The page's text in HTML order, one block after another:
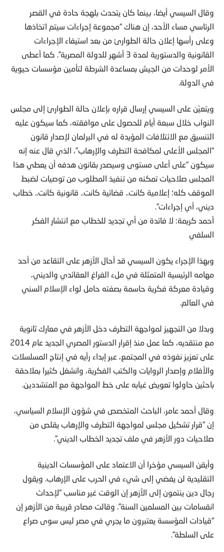
وقال السيسي أيضا، بينما كان يتحدث بلهجة حادة في القصر
الرئاسي مساء الأحد، إن هناك “مجموعة إجراءات سيتم اتخاذها
وعلى رأسها إعلان حالة الطوارئ من بعد استيفاء الإجراءات
القانونية والدستورية لمدة 3 أشهر للدولة المصرية”. كما أعطى
الأمر لوحدات من الجيش بمساعدة الشرطة لتأمين مؤسسات حيوية
في الدولة.
ويتعيّن على السيسي إرسال قراره بإعلان حالة الطوارئ إلى مجلس
النواب خلال سبعة أيام للحصول على موافقته، كما سيكون عليه
التنسيق مع الائتلافات المؤيدة له في البرلمان لإصدار قانون
“المجلس الأعلى لمكافحة التطرف والإرهاب”، الذي قال عنه إنه
سيكون “على أعلى مستوى وسيصدر بقانون هدفه أن يعطي هذا
المجلس صلاحيات تمكنه من تنفيذ المطلوب من توصيات لضبط
الموقف كله؛ إعلامية كانت.. قضائية كانت.. قانونية كانت.. خطاب
ديني، أي إجراءات”.
أحمد كريمة: لا فائدة من أي تجديد للخطاب مع انتشار الفكر
السلفي
وبهذا الإجراء يكون السيسي قد أحال الأزهر على التقاعد من أحد
مهامه الرئيسية المتمثلة في ملء الفراغ العقائدي والديني،
وقيادة معركة فكرية حاسمة بصفته حامل لواء الإسلام السني
في العالم.
وبدلا من التجهيز لمواجهة التطرف دخل الأزهر في معارك ثانوية
مع منتقديه، كما عمل منذ إقرار الدستور المصري الجديد عام 2014
على تعزيز نفوذه في المجتمع، عبر إبداء رأيه في إنتاج المسلسلات
والأفلام وإصدار الروايات والكتب الفكرية، وانشغل كثيرا بملاحقة
باحثين حاولوا تعويض غيابه على خط المواجهة مع المتشددين.
وقال أحمد عامر، الباحث المتخصص في شؤون الإسلام السياسي،
إن “قرار تشكيل مجلس لمواجهة التطرف والإرهاب يقلص من
صلاحيات دور الأزهر في ملف تجديد الخطاب الديني”.
وأيقن السيسي مؤخرا أن الاعتماد على المؤسسات الدينية
التقليدية لن يفضي إلى شيء في الحرب على الإرهاب. ويقول
رجال دين ينتمون إلى الأزهر إن الوقت غير مناسب “لإحداث
انقسامات بين المسلمين السنة”. وقالت مصادر قريبة من الأزهر إن
“قيادات المؤسسة يعتبرون ما يجري في مصر ليس سوى صراع
على السلطة”.